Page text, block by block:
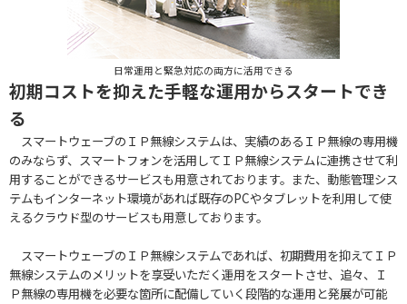
日常運用と緊急対応の両方に活用できる
初期コストを抑えた手軽な運用からスタートでき
る
スマートウェーブのＩＰ無線システムは、実績のあるＩＰ無線の専用機
のみならず、スマートフォンを活用してＩＰ無線システムに連携させて利
用することができるサービスも用意されております。また、動態管理シス
テムもインターネット環境があれば既存のPCやタブレットを利用して使
えるクラウド型のサービスも用意しております。
スマートウェーブのＩＰ無線システムであれば、初期費用を抑えてＩＰ
無線システムのメリットを享受いただく運用をスタートさせ、追々、Ｉ
Ｐ無線の専用機を必要な箇所に配備していく段階的な運用と発展が可能